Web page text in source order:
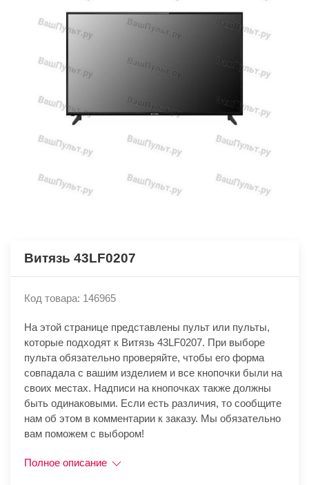
Витязь 43LF0207
Код товара: 146965
На этой странице представлены пульт или пульты,
которые подходят к Витязь 43LF0207. При выборе
пульта обязательно проверяйте, чтобы его форма
совпадала с вашим изделием и все кнопочки были на
своих местах. Надписи на кнопочках также должны
быть одинаковыми. Если есть различия, то сообщите
нам об этом в комментарии к заказу. Мы обязательно
вам поможем с выбором!
Полное описание